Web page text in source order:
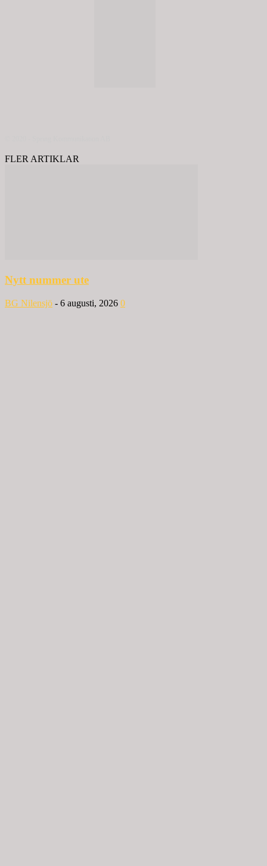
FLER ARTIKLAR
Nytt nummer ute
BG Nilensjö - 6 augusti, 2026 0